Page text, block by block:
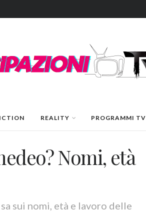
REALITY PROGRAMMI TV
Nomi, età
sui nomi, età e lavoro delle